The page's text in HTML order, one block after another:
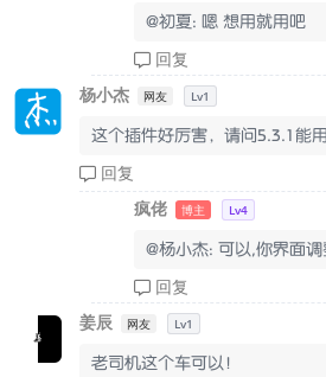
@初夏: 嗯 想用就用吧
回复
杨小杰
网友 Lv1
这个插件好厉害，请问5.3.1能
回复
疯佬
博主 Lv4
@杨小杰: 可以,你界面
回复
姜辰
网友 Lv1
老司机这个车可以！